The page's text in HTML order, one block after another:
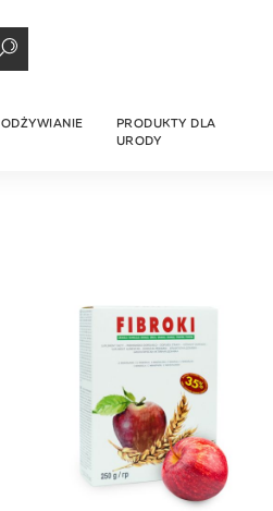
ODŻYWIANIE
PRODUKTY DLA
URODY